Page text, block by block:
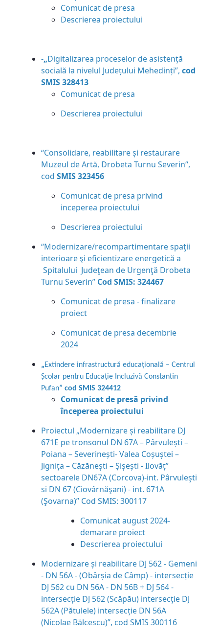
Comunicat de presa
Descrierea proiectului
-„Digitalizarea proceselor de asistență
socială la nivelul Județului Mehedinți”, cod
SMIS 328413
Comunicat de presa
Descrierea proiectului
“Consolidare, reabilitare și restaurare
Muzeul de Artă, Drobeta Turnu Severin“,
cod SMIS 323456
Comunicat de presa privind
inceperea proiectului
Descrierea proiectului
“Modernizare/recompartimentare spaţii
interioare şi eficientizare energetică a
Spitalului Judeţean de Urgenţă Drobeta
Turnu Severin” Cod SMIS: 324467
Comunicat de presa - finalizare
proiect
Comunicat de presa decembrie
2024
„Extindere infrastructură educațională – Centrul
Școlar pentru Educație Incluzivă Constantin
Pufan” cod SMIS 324412
Comunicat de presă privind
începerea proiectului
Proiectul „Modernizare și reabilitare DJ
671E pe tronsonul DN 67A – Pârvulești –
Poiana – Severinești- Valea Coșuștei –
Jignița – Căzănești – Șișești - Ilovăț”
sectoarele DN67A (Corcova)-int. Pârvuleşti
si DN 67 (Ciovârnăşani) - int. 671A
(Şovarna)” Cod SMIS: 300117
Comunicat august 2024-
demarare proiect
Descrierea proiectului
Modernizare și reabilitare DJ 562 - Gemeni
- DN 56A - (Obârșia de Câmp) - intersecție
DJ 562 cu DN 56A - DN 56B + DJ 564 -
intersecție DJ 562 (Scăpău) intersecție DJ
562A (Pătulele) intersecție DN 56A
(Nicolae Bălcescu)”, cod SMIS 300116